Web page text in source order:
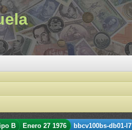
B Enero 27 1976 bbcv100bs-db01-l7